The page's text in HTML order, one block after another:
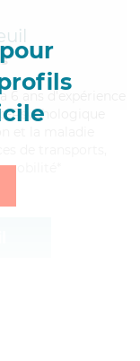
6 ans d'expérience
Psychologique